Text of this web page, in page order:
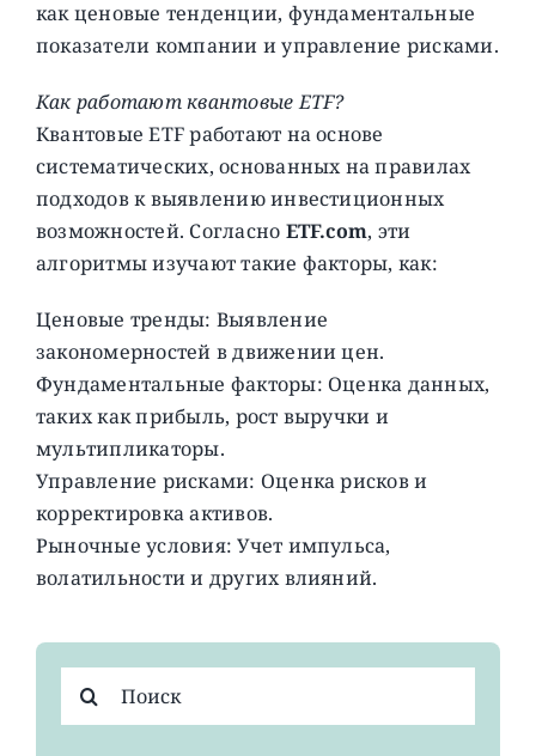
как ценовые тенденции, фундаментальные
показатели компании и управление рисками.
Как работают квантовые ETF?
Квантовые ETF работают на основе
систематических, основанных на правилах
подходов к выявлению инвестиционных
возможностей. Согласно ETF.com, эти
алгоритмы изучают такие факторы, как:
Ценовые тренды: Выявление
закономерностей в движении цен.
Фундаментальные факторы: Оценка данных,
таких как прибыль, рост выручки и
мультипликаторы.
Управление рисками: Оценка рисков и
корректировка активов.
Рыночные условия: Учет импульса,
волатильности и других влияний.
поиска: